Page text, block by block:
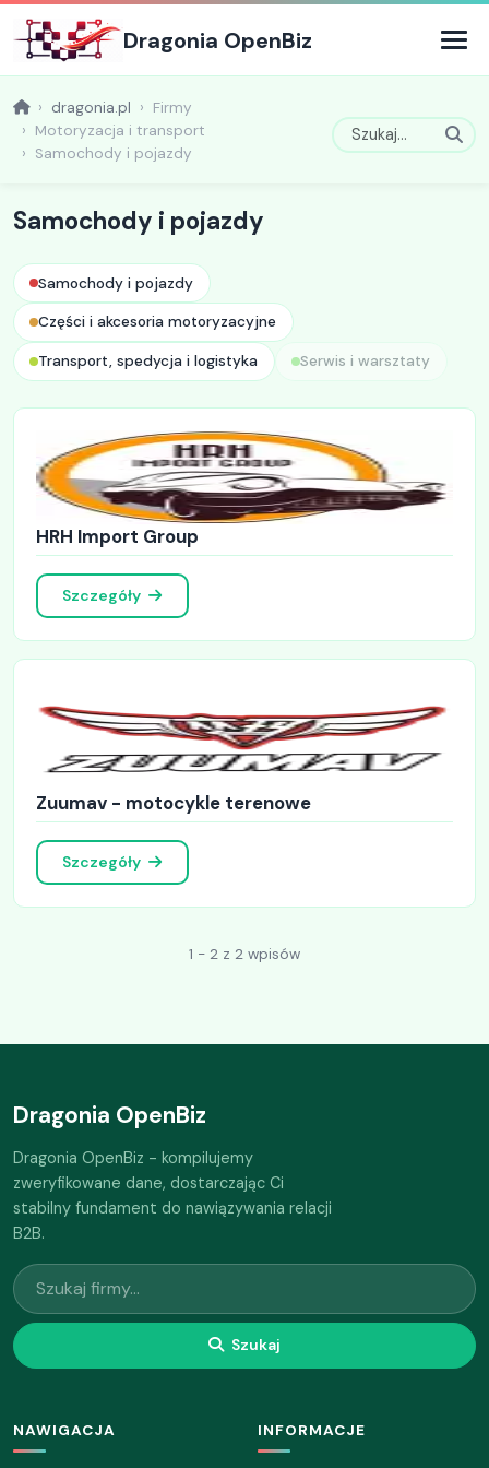
Dragonia OpenBiz
dragonia.pl
Firmy
Motoryzacja i transport
Samochody i pojazdy
Samochody i pojazdy
Samochody i pojazdy
Części i akcesoria motoryzacyjne
Transport, spedycja i logistyka Serwis i warsztaty
HRH Import Group
Szczegóły
Zuumav - motocykle terenowe
Szczegóły
1 - 2 z 2 wpisów
Dragonia OpenBiz
Dragonia OpenBiz - kompilujemy
zweryfikowane dane, dostarczając Ci
stabilny fundament do nawiązywania relacji
B2B.
Szukaj
NAWIGACJA INFORMACJE